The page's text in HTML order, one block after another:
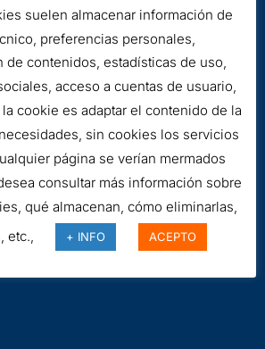
Aviso legal
suelen almacenar información de
preferencias personales,
de contenidos, estadísticas de uso,
acceso a cuentas de usuario,
cookie es adaptar el contenido de la
sin cookies los servicios
página se verían mermados
consultar más información sobre
qué almacenan, cómo eliminarlas,
etc.,
+ INFO ACEPTO